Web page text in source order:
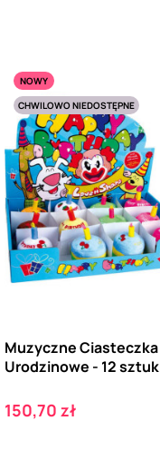
NOWY
CHWILOWO NIEDOSTĘPNE
Muzyczne Ciasteczka
Urodzinowe - 12 sztuk
Cena
150,70 zł